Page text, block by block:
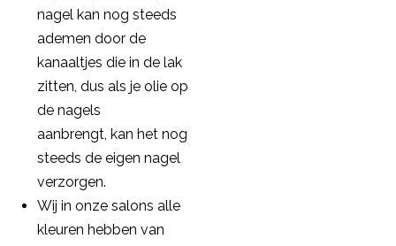
nagel kan nog steeds
ademen door de
kanaaltjes die in de lak
zitten, dus als je olie op
de nagels
aanbrengt, kan het nog
steeds de eigen nagel
verzorgen.
Wij in onze salons alle
kleuren hebben van